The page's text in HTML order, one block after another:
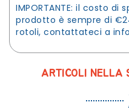
IMPORTANTE: il costo di
prodotto è sempre di
rotoli, contattateci a
ARTICOLI NELLA